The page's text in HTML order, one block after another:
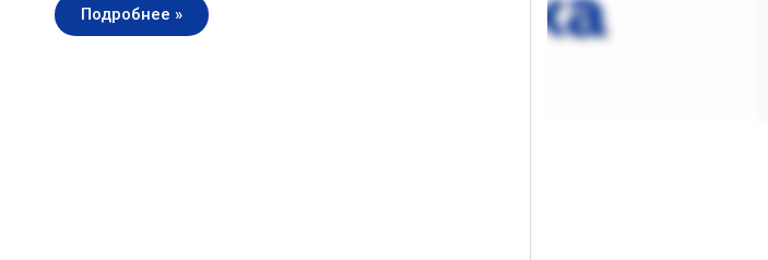
Подробнее »